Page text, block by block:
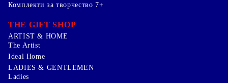
Комплекти за творчество 7+
THE GIFT SHOP
ARTIST & HOME
The Artist
Ideal Home
LADIES & GENTLEMEN
Ladies